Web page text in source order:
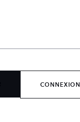
CONNEXION